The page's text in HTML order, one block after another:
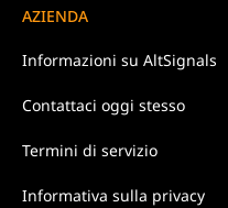
AZIENDA
Informazioni su AltSignals
Contattaci oggi stesso
Termini di servizio
Informativa sulla privacy